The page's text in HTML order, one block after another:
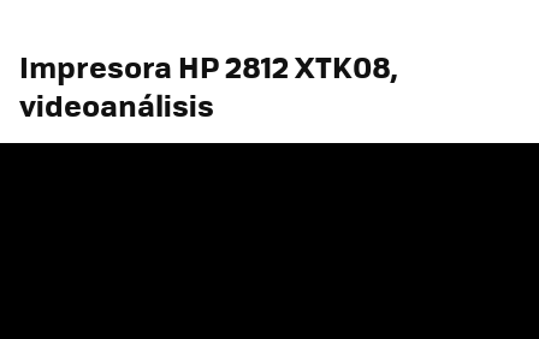
Impresora HP 2812 XTK08,
videoanálisis